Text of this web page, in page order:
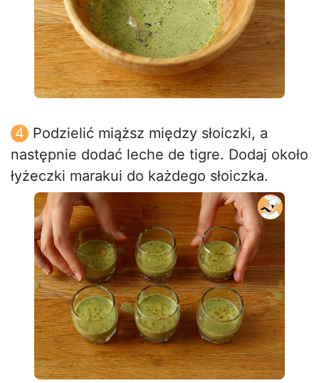
Podzielić miąższ między słoiczki, a
następnie dodać leche de tigre. Dodaj około
łyżeczki marakui do każdego słoiczka.